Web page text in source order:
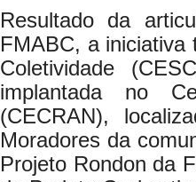
Resultado da
FMABC, a iniciativa
Coletividade
implantada no
(CECRAN),
Moradores da
Projeto Rondon da